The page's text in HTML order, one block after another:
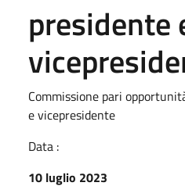
presidente
Commissione pari
e vicepresidente
Data :
10 luglio 2023